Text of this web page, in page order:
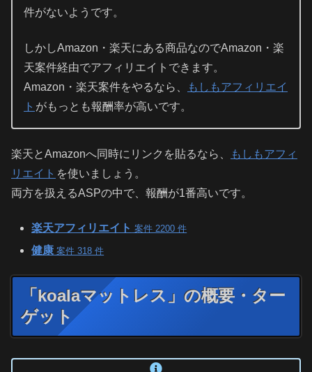
件がないようです。
しかしAmazon・楽天にある商品なのでAmazon・楽
天案件経由でアフィリエイトできます。
Amazon・楽天案件をやるなら、
もしもアフィリエイ
ト がもっとも報酬率が高いです。
楽天とAmazonへ同時にリンクを貼るなら、
もしもアフィ
リエイト を使いましょう。
両方を扱えるASPの中で、報酬が1番高いです。
楽天アフィリエイト 案件 2200 件
健康 案件 318 件
「koalaマットレス」の概要・ター
ゲット